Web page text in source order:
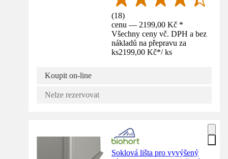
(18)
cenu — 2199,00 Kč *
Všechny ceny vč. DPH a bez
nákladů na přepravu za
ks2199,00 Kč*/ ks
Koupit on-line
Nelze rezervovat
Soklová lišta pro vyvýšený